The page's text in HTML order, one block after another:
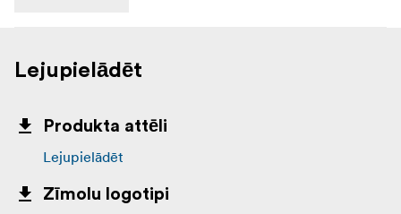
Lejupielādēt
Produkta attēli
Lejupielādēt
Zīmolu logotipi